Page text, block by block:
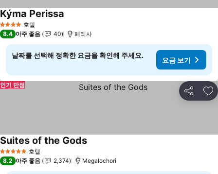
4 성급 호텔
Kýma Perissa
8.4 아주 좋음 40 페리사
날짜를 선택해 정확한 요금을 확인해 주세요.
요금 보기
공유 즐
인기 만점
5 성급 호텔
Suites of the Gods
8.2 아주 좋음 2,374 Megalochori